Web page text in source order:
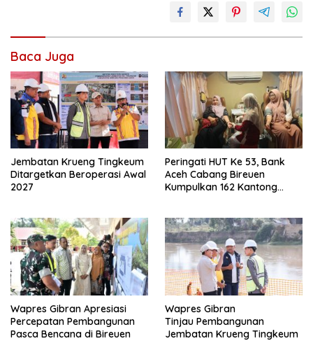
Baca Juga
Jembatan Krueng Tingkeum
Ditargetkan Beroperasi Awal
2027
Peringati HUT Ke 53, Bank
Aceh Cabang Bireuen
Kumpulkan 162 Kantong
Wapres Gibran Apresiasi
Percepatan Pembangunan
Pasca Bencana di Bireuen
Wapres Gibran
Tinjau Pembangunan
Jembatan Krueng Tingkeum